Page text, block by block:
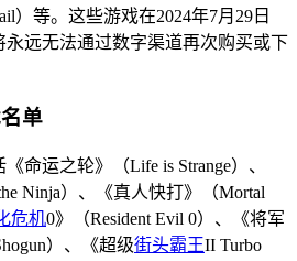
）等。这些游戏在2024年7月29日
永远无法通过数字渠道再次购买或下
单
命运之轮》（Life is Strange）、
Ninja）、《真人快打》（Mortal
危机0》（Resident Evil 0）、《将军
）、《超级街头霸王II Turbo